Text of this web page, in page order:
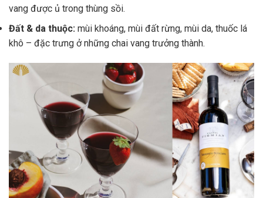
vang được ủ trong thùng sồi.
Đất & da thuộc: mùi khoáng, mùi đất rừng, mùi da, thuốc lá
khô – đặc trưng ở những chai vang trưởng thành.